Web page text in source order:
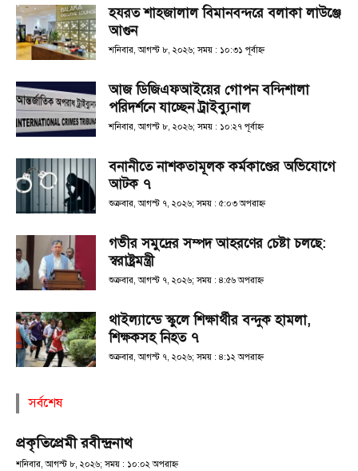
হযরত শাহজালাল বিমানবন্দরে বলাকা লাউঞ্জে
আগুন
শনিবার, আগস্ট ৮, ২০২৬; সময় : ১০:৩১ পূর্বাহ্ণ
আজ ডিজিএফআইয়ের গোপন বন্দিশালা
পরিদর্শনে যাচ্ছেন ট্রাইব্যুনাল
শনিবার, আগস্ট ৮, ২০২৬; সময় : ১০:২৭ পূর্বাহ্ণ
বনানীতে নাশকতামূলক কর্মকাণ্ডের অভিযোগে
আটক ৭
শুক্রবার, আগস্ট ৭, ২০২৬; সময় : ৫:০৩ অপরাহ্ণ
গভীর সমুদ্রের সম্পদ আহরণের চেষ্টা চলছে:
স্বরাষ্ট্রমন্ত্রী
শুক্রবার, আগস্ট ৭, ২০২৬; সময় : ৪:৫৬ অপরাহ্ণ
থাইল্যান্ডে স্কুলে শিক্ষার্থীর বন্দুক হামলা,
শিক্ষকসহ নিহত ৭
শুক্রবার, আগস্ট ৭, ২০২৬; সময় : ৪:১২ অপরাহ্ণ
সর্বশেষ
প্রকৃতিপ্রেমী রবীন্দ্রনাথ
শনিবার, আগস্ট ৮, ২০২৬; সময় : ১০:০২ অপরাহ্ণ